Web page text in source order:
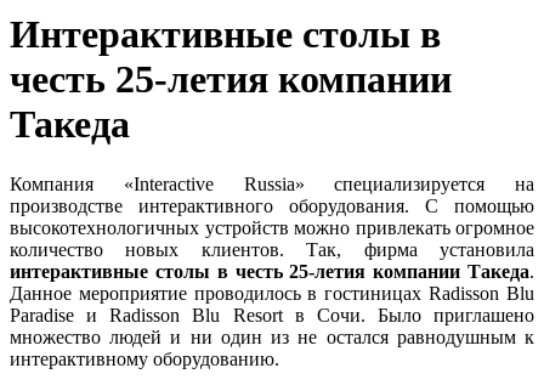
Интерактивные столы в
честь 25-летия компании
Такеда
Компания «Interactive Russia» специализируется на
производстве интерактивного оборудования. С помощью
высокотехнологичных устройств можно привлекать огромное
количество новых клиентов. Так, фирма установила
интерактивные столы в честь 25-летия компании Такеда.
Данное мероприятие проводилось в гостиницах Radisson Blu
Paradise и Radisson Blu Resort в Сочи. Было приглашено
множество людей и ни один из не остался равнодушным к
интерактивному оборудованию.